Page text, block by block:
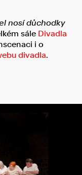
nosí důchodky
sále Divadla
i o
divadla.